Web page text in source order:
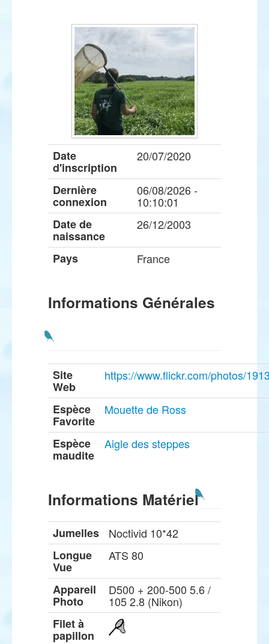
Date
d'inscription
20/07/2020
Dernière
connexion
06/08/2026 -
10:10:01
Date de
naissance
26/12/2003
Pays France
Informations Générales
Site
Web
https://www.flickr.com/photos/
Espèce
Favorite
Mouette de Ross
Espèce
maudite
Aigle des steppes
Informations Matériel
Jumelles
Noctivid 10*42
Longue
Vue
ATS 80
Appareil
Photo
D500 + 200-500 5.6 /
105 2.8 (Nikon)
Filet à
papillon